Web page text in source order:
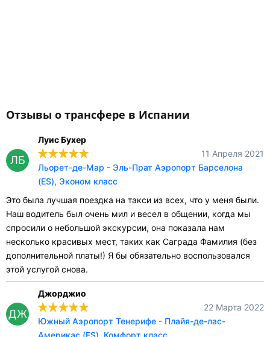
Отзывы о трансфере в Испании
ЛБ
Луис Бухер
11 Апреля 2021
Льорет-де-Мар - Эль-Прат Аэропорт Барселона
(ES), Эконом класс
Это была лучшая поездка на такси из всех, что у меня были.
Наш водитель был очень мил и весел в общении, когда мы
спросили о небольшой экскурсии, она показала нам
несколько красивых мест, таких как Саграда Фамилия (без
дополнительной платы!) Я бы обязательно воспользовался
этой услугой снова.
ДЖ
Джорджио
22 Марта 2022
Южный Аэропорт Тенерифе - Плайя-де-лас-